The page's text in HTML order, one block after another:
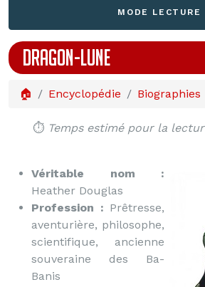
MODE LECTURE
DRAGON-LUNE
🏠 Encyclopédie Biographies
⏱️ Temps estimé pour la
Véritable nom :
Heather Douglas
Profession : Prêtresse,
aventurière, philosophe,
scientifique, ancienne
souveraine des Ba-
Banis